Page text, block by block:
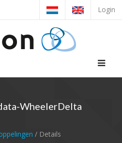
Login
WheelerDelta
/ Details